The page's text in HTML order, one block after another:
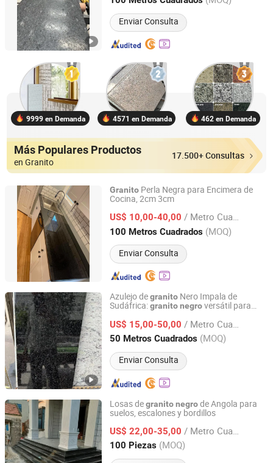
Enviar Consulta
9999 en Demanda 4571 en Demanda 462 en Demanda
Más Populares Productos
en Granito
17.500+ Consultas
Granito Perla Negra para Encimera de
Cocina, 2cm 3cm
US$ 10,00-40,00 / Metro Cuadrado
100 Metros Cuadrados (MOQ)
Enviar Consulta
Xiamen Carmel Stone Industry Co., Ltd
Fujian, China Desde 2013
Azulejo degranito Nero Impala de
Sudáfrica:granitonegroversátil para
exteriores, revestimiento de paredes y
escaleras
US$ 15,00-50,00 / Metro Cuadrado
50 Metros Cuadrados (MOQ)
Enviar Consulta
Xiamen Dinglei Stone Co.,LTD
Fujian, China Desde 2011
Losas degranitonegrode Angola para
suelos, escalones y bordillos
US$ 22,00-35,00 / Metro Cuadrado
100 Piezas (MOQ)
yunfu meishida Stone Co., Ltd
Guangdong, China Desde 2025